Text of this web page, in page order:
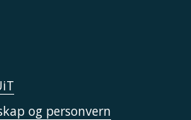
og personvern